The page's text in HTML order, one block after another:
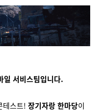
다
운
일 서비스팀입니다.
테스트! 장기자랑 한마당이